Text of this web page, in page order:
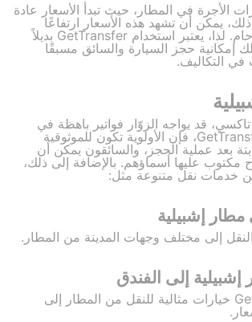
الأجرة في المطار، حيث تبدأ الأسعار عادة
ذلك، يمكن أن تشهد هذه الأسعار ارتفاعًا
الارتياب بسبب الزحام. لذا، يعتبر استخدام GetTransfer بديلاً
إمكانية حجز السيارة والسائق مسبقًا
التكاليف.
قد يواجه الزوّار فواتير باهظة في
المطار. أما مع GetTransfer، فإن الأولوية تكون للموثوقية
بعد عملية الحجز، والسائقون يمكن أن
مكتوب عليها أسماؤهم. بالإضافة إلى ذلك،
خدمات نقل متنوعة مثل:
مطار إشبيلية
إلى مختلف وجهات المدينة من المطار.
إلى الفندق
تتيح لك GetTransfer خيارات مثالية للنقل من المطار إلى